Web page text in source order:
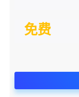
免费